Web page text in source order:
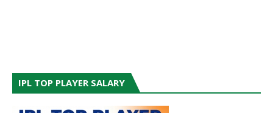
IPL TOP PLAYER SALARY